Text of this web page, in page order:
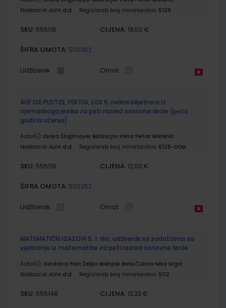
Nakladnik: ALFA d.d. Registarski broj ministarstva: 6129
SKU: 556118 CIJENA: 18,50 €
ŠIFRA OMOTA: 500252
Udžbenik Omot
AUF DIE PLDTZE, FERTIG, LOS 5; radna bilježnica iz
njemačkoga jezika za peti razred osnovne škole (peta
godina učenja)
Autor(i): Dinka Štiglmayer Bočkarjov Irena Pehar Miklenić
Nakladnik: ALFA d.d. Registarski broj ministarstva: 6129-DOM
SKU: 556119 CIJENA: 12,00 €
ŠIFRA OMOTA: 500252
Udžbenik Omot
MATEMATIČKI IZAZOVI 5; 1. dio, udžbenik sa zadatcima za
vježbanje iz matematike za peti razred osnovne škole
Autor(i): Gordana Paić Željko Bošnjak Boris Čulina Niko Grgić
Nakladnik: ALFA d.d. Registarski broj ministarstva: 6112
SKU: 556148 CIJENA: 12,33 €